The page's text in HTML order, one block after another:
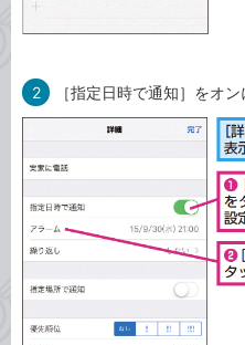
2 ［指定日時で通知］をオン